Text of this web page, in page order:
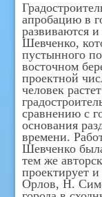
апробацию в
развиваются
Шевченко,
пустынного
восточном
проектной
человек
сравнению с
основания
времени.
Шевченко
тем же
проектирует
Орлов, Н.